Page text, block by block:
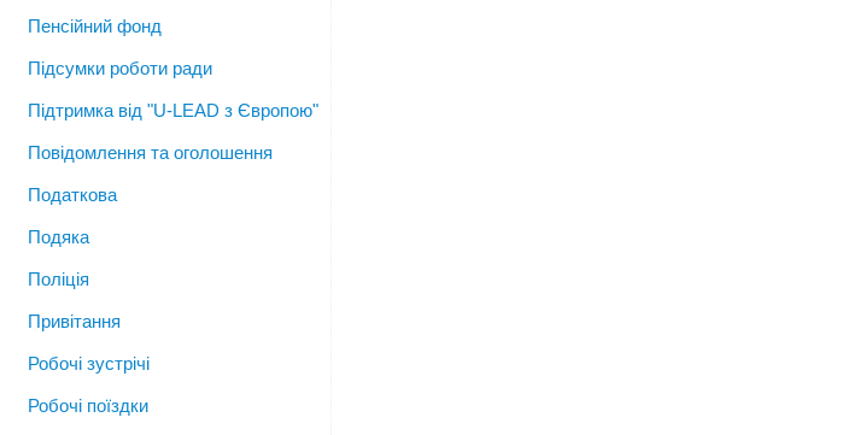
Пенсійний фонд
Підсумки роботи ради
Підтримка від "U-LEAD з Європою"
Повідомлення та оголошення
Податкова
Подяка
Поліція
Привітання
Робочі зустрічі
Робочі поїздки